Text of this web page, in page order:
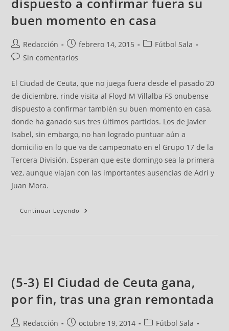
buen momento en casa
Redacción febrero 14, 2015
Fútbol Sala
Sin comentarios
El Ciudad de Ceuta, que no juega fuera desde el pasado 20
de diciembre, rinde visita al Floyd M Villalba FS onubense
dispuesto a confirmar también su buen momento en casa,
donde ha ganado sus tres últimos partidos. Los de Javier
Isabel, sin embargo, no han logrado puntuar aún a
domicilio en lo que va de campeonato en el Grupo 17 de la
Tercera División. Esperan que este domingo sea la primera
vez, aunque viajan con las importantes ausencias de Adri y
Juan Mora.
Continuar Leyendo
(5-3) El Ciudad de Ceuta gana,
por fin, tras una gran remontada
Redacción octubre 19, 2014
Fútbol Sala